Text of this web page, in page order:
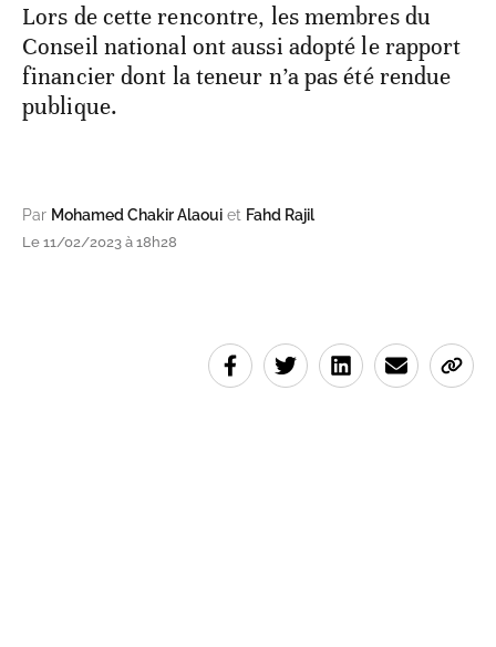
Lors de cette rencontre, les membres du
Conseil national ont aussi adopté le rapport
financier dont la teneur n’a pas été rendue
publique.
Par Mohamed Chakir Alaoui et Fahd Rajil
Le 11/02/2023 à 18h28